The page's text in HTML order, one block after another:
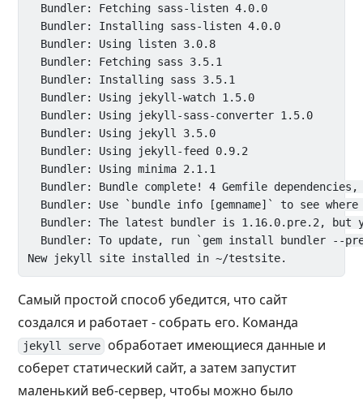
  Bundler: Fetching sass-listen 4.0.0
  Bundler: Installing sass-listen 4.0.0
  Bundler: Using listen 3.0.8
  Bundler: Fetching sass 3.5.1
  Bundler: Installing sass 3.5.1
  Bundler: Using jekyll-watch 1.5.0
  Bundler: Using jekyll-sass-converter 1.5.0
  Bundler: Using jekyll 3.5.0
  Bundler: Using jekyll-feed 0.9.2
  Bundler: Using minima 2.1.1
Bundler: Bundle complete! 4 Gemfile
Bundler: Use `bundle info [gemname]` to see
Bundler: The latest bundler is 1.16.0.pre.2, but
Bundler: To update, run `gem install bundler --
Самый простой способ убедится, что сайт
создался и работает - собрать его. Команда
jekyll serve
обработает имеющиеся данные и
соберет статический сайт, а затем запустит
маленький веб-сервер, чтобы можно было